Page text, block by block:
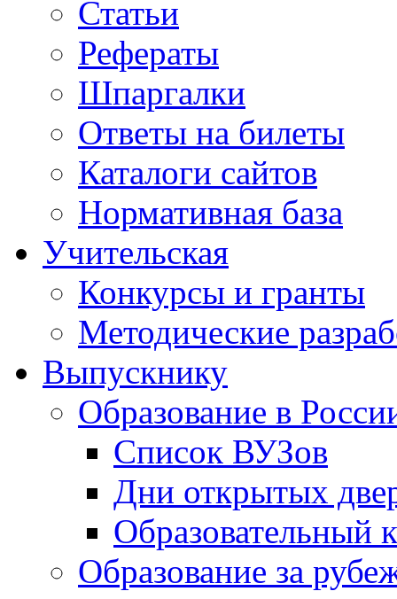
Статьи
Рефераты
Шпаргалки
Ответы на билеты
Каталоги сайтов
Нормативная база
Учительская
Конкурсы и гранты
Методические
Выпускнику
Образование в
Список ВУЗов
Дни открытых
Образовательный
Образование за